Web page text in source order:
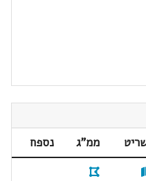
ממ"ג
נספח